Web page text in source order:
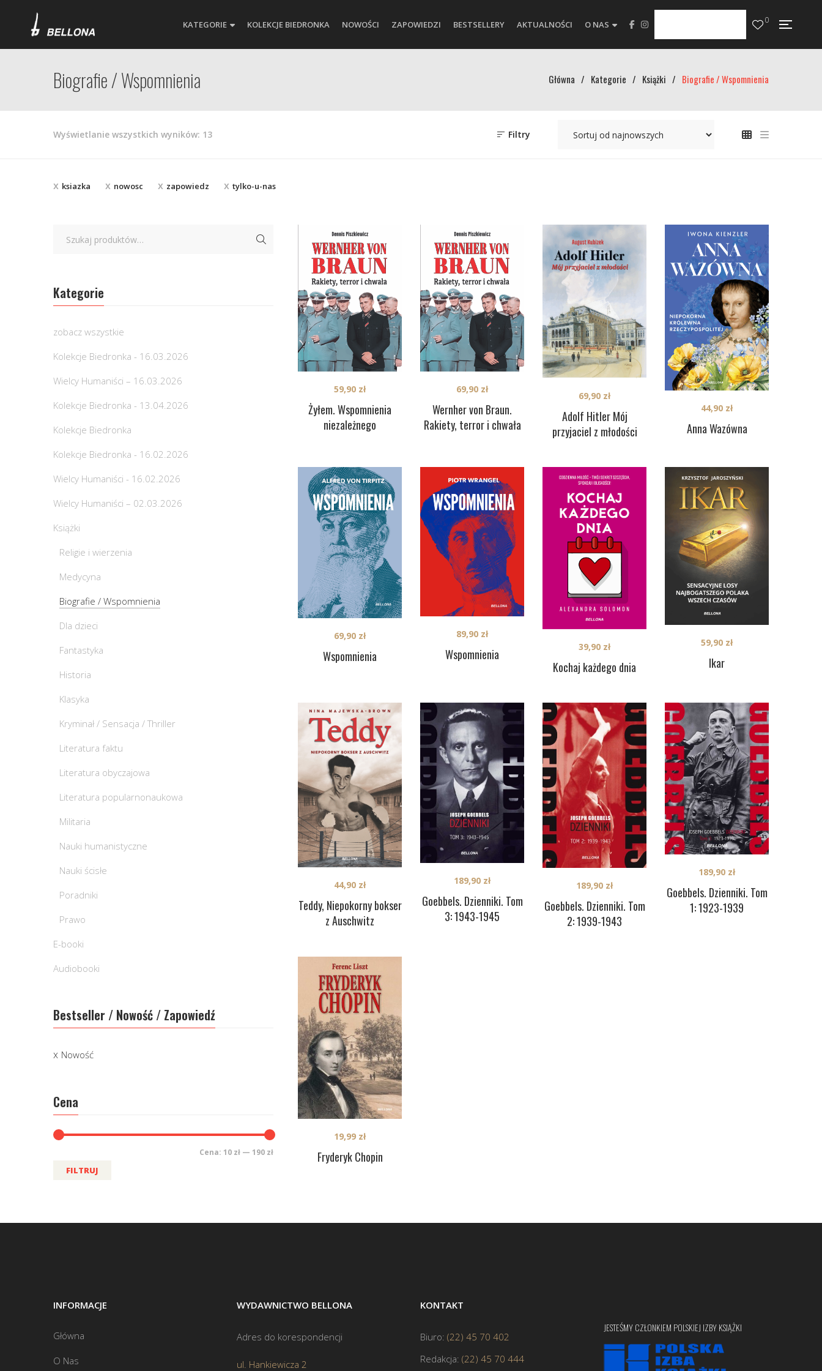
KATEGORIE KOLEKCJE BIEDRONKA NOWOŚCI ZAPOWIEDZI BESTSELLERY AKTUALNOŚCI O NAS 0
Biografie / Wspomnienia Główna / Kategorie / Książki / Biografie / Wspomnienia
Wyświetlanie wszystkich wyników: 13Posortowane
Filtry
ksiazka nowosc zapowiedz tylko-u-nas
Żyłem. Wspomnienia
niezależnego
59,90 zł
Wernher von Braun.
Rakiety, terror i chwała
69,90 zł
Adolf Hitler Mój
przyjaciel z młodości
69,90 zł
Anna Wazówna
44,90 zł
Wspomnienia
69,90 zł
Wspomnienia
89,90 zł
Kochaj każdego dnia
39,90 zł
Ikar
59,90 zł
Teddy, Niepokorny bokser
z Auschwitz
44,90 zł
Goebbels. Dzienniki. Tom
3: 1943-1945
189,90 zł
Goebbels. Dzienniki. Tom
2: 1939-1943
189,90 zł
Goebbels. Dzienniki. Tom
1: 1923-1939
189,90 zł
Fryderyk Chopin
19,99 zł
Kategorie
zobacz wszystkie
Kolekcje Biedronka - 16.03.2026
Wielcy Humaniści – 16.03.2026
Kolekcje Biedronka - 13.04.2026
Kolekcje Biedronka
Kolekcje Biedronka - 16.02.2026
Wielcy Humaniści - 16.02.2026
Wielcy Humaniści – 02.03.2026
Książki
Religie i wierzenia
Medycyna
Biografie / Wspomnienia
Dla dzieci
Fantastyka
Historia
Klasyka
Kryminał / Sensacja / Thriller
Literatura faktu
Literatura obyczajowa
Literatura popularnonaukowa
Militaria
Nauki humanistyczne
Nauki ścisłe
Poradniki
Prawo
E-booki
Audiobooki
Bestseller / Nowość / Zapowiedź
Nowość
Cena
FILTRUJ
Cena: 10 zł — 190 zł
INFORMACJE
Główna
O Nas
WYDAWNICTWO BELLONA
Adres do korespondencji
ul. Hankiewicza 2
KONTAKT
Biuro: (22) 45 70 402
Redakcja: (22) 45 70 444
JESTEŚMY CZŁONKIEM POLSKIEJ IZBY KSIĄŻKI